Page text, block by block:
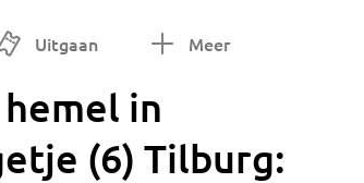
Uitgaan Meer
hemel in
(6) Tilburg: